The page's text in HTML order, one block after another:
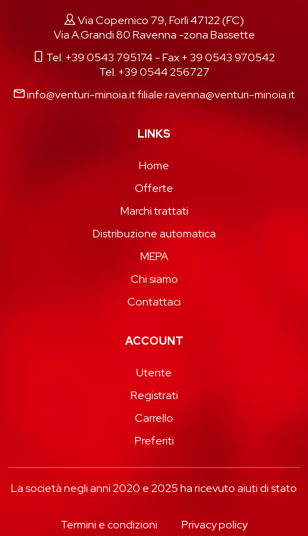
Via Copernico 79, Forlì 47122 (FC)
Via A.Grandi 80 Ravenna -zona Bassette
Tel. +39 0543 795174- Fax + 39 0543 970542
Tel. +39 0544 256727
info@venturi-minoia.itfiliale.ravenna@venturi-minoia.it
LINKS
Home
Offerte
Marchi trattati
Distribuzione automatica
MEPA
Chi siamo
Contattaci
ACCOUNT
Utente
Registrati
Carrello
Preferiti
La società negli anni 2020 e 2025 ha ricevuto aiuti di stato
Termini e condizioni Privacy policy